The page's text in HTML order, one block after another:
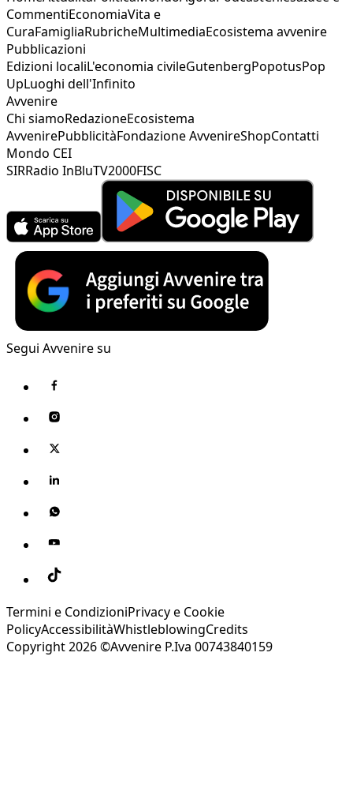
CommentiEconomiaVita e
CuraFamigliaRubricheMultimediaEcosistema avvenire
Pubblicazioni
Edizioni localiL'economia civileGutenbergPopotusPop
UpLuoghi dell'Infinito
Avvenire
Chi siamoRedazioneEcosistema
AvvenirePubblicitàFondazione AvvenireShopContatti
Mondo CEI
SIRRadio InBluTV2000FISC
Segui Avvenire su
Termini e CondizioniPrivacy e Cookie
PolicyAccessibilitàWhistleblowingCredits
Copyright 2026 ©Avvenire P.Iva 00743840159